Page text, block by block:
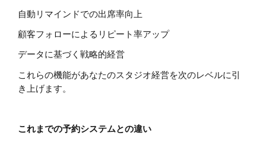
自動リマインドでの出席率向上
顧客フォローによるリピート率アップ
データに基づく戦略的経営
これらの機能があなたのスタジオ経営を次のレベルに引
き上げます。
これまでの予約システムとの違い